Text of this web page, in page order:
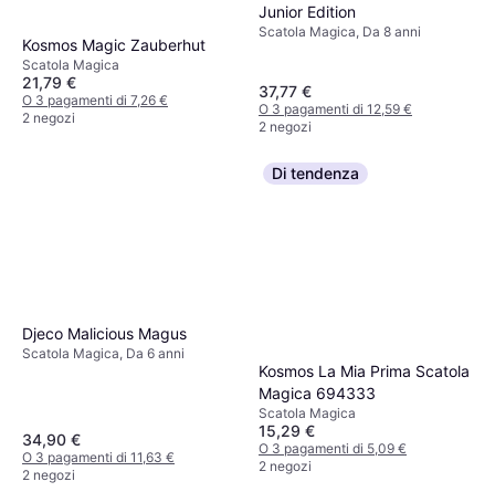
Kosmos Magic Zauberhut
Scatola Magica
21,79 €
O 3 pagamenti di 7,26 €
2 negozi
Junior Edition
Scatola Magica, Da 8 anni
37,77 €
O 3 pagamenti di 12,59 €
2 negozi
Djeco Malicious Magus
Scatola Magica, Da 6 anni
34,90 €
O 3 pagamenti di 11,63 €
2 negozi
Di tendenza
Kosmos La Mia Prima Scatola
Magica 694333
Scatola Magica
15,29 €
O 3 pagamenti di 5,09 €
2 negozi